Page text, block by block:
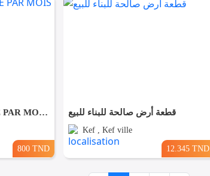
FEMME DE MENAGE PAR MOIS A LE KEF
800 TND
قطعة أرض صالحة للبناء للبيع
Kef , Kef ville
12.345 TND